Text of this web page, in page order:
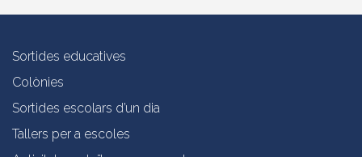
Sortides educatives
Colònies
Sortides escolars d’un dia
Tallers per a escoles